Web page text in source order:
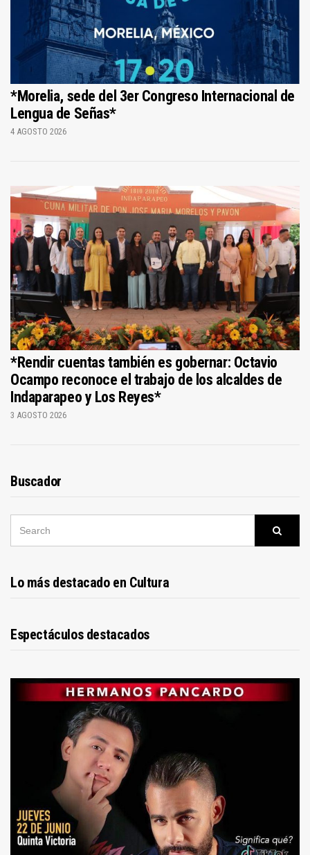
*Morelia, sede del 3er Congreso Internacional de
Lengua de Señas*
4 AGOSTO 2026
*Rendir cuentas también es gobernar: Octavio
Ocampo reconoce el trabajo de los alcaldes de
Indaparapeo y Los Reyes*
3 AGOSTO 2026
Buscador
Lo más destacado en Cultura
Espectáculos destacados